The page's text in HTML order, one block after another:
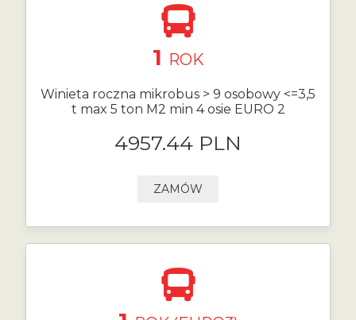
1 ROK
Winieta roczna mikrobus > 9 osobowy <=3,5
t max 5 ton M2 min 4 osie EURO 2
4957.44 PLN
ZAMÓW